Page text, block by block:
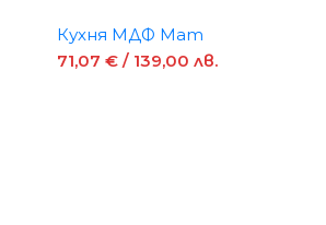
Кухня МДФ Мат
71,07 € / 139,00 лв.